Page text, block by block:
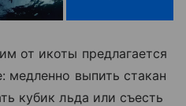
от икоты предлагается
медленно выпить стакан
кубик льда или съесть